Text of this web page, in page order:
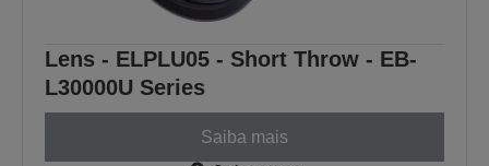
Lens - ELPLU05 - Short Throw - EB-
L30000U Series
Saiba mais